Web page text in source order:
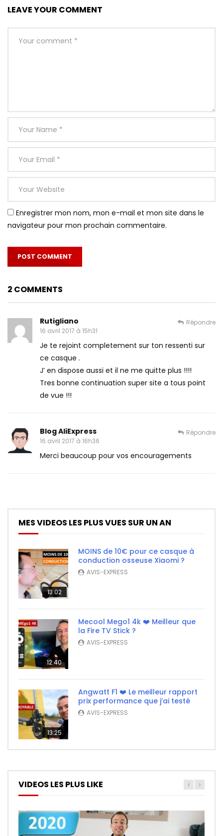
LEAVE YOUR COMMENT
Enregistrer mon nom, mon e-mail et mon site dans le
navigateur pour mon prochain commentaire.
2 COMMENTS
Rutigliano
16 avril 2017 à 15h31
Je te rejoint completement sur ton ressenti sur
ce casque .
J’ en dispose aussi et il ne me quitte plus !!!!
Tres bonne continuation super site a tous point
de vue !!!
Répondre
Blog AliExpress
16 avril 2017 à 16h36
Merci beaucoup pour vos encouragements
Répondre
MES VIDEOS LES PLUS VUES SUR UN AN
13:02
MOINS de 10€ pour ce casque à
conduction osseuse Xiaomi ?
AVIS-EXPRESS
12:40
Mecool Mego1 4k ❤️ Meilleur que
la Fire TV Stick ?
AVIS-EXPRESS
13:25
Angwatt F1 ❤️ Le meilleur rapport
prix performance que j’ai testé
AVIS-EXPRESS
VIDEOS LES PLUS LIKE